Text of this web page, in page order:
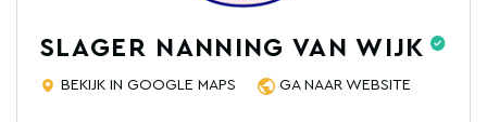
SLAGER NANNING VAN WIJK
BEKIJK IN GOOGLE MAPS GA NAAR WEBSITE